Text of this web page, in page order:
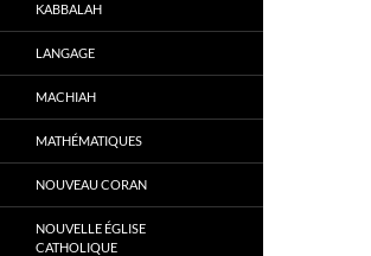
KABBALAH
LANGAGE
MACHIAH
MATHÉMATIQUES
NOUVEAU CORAN
NOUVELLE ÉGLISE
CATHOLIQUE